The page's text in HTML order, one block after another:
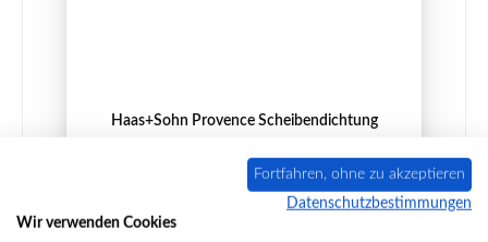
Haas+Sohn Provence Scheibendichtung
Produktnummer:
Fortfahren, ohne zu akzeptieren
Datenschutzbestimmungen
Wir verwenden Cookies